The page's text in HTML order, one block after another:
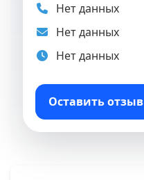
Нет данных
Нет данных
Нет данных
Оставить отзыв